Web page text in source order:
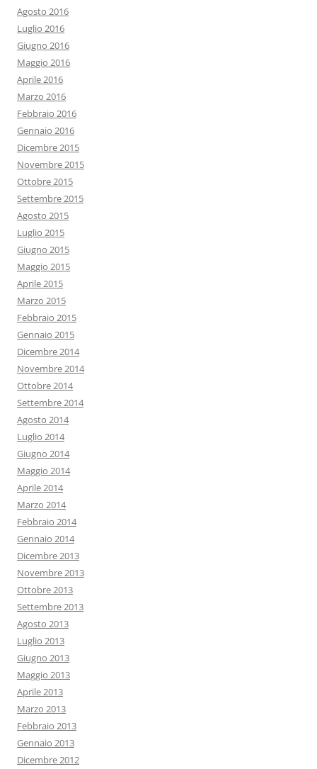
Agosto 2016
Luglio 2016
Giugno 2016
Maggio 2016
Aprile 2016
Marzo 2016
Febbraio 2016
Gennaio 2016
Dicembre 2015
Novembre 2015
Ottobre 2015
Settembre 2015
Agosto 2015
Luglio 2015
Giugno 2015
Maggio 2015
Aprile 2015
Marzo 2015
Febbraio 2015
Gennaio 2015
Dicembre 2014
Novembre 2014
Ottobre 2014
Settembre 2014
Agosto 2014
Luglio 2014
Giugno 2014
Maggio 2014
Aprile 2014
Marzo 2014
Febbraio 2014
Gennaio 2014
Dicembre 2013
Novembre 2013
Ottobre 2013
Settembre 2013
Agosto 2013
Luglio 2013
Giugno 2013
Maggio 2013
Aprile 2013
Marzo 2013
Febbraio 2013
Gennaio 2013
Dicembre 2012